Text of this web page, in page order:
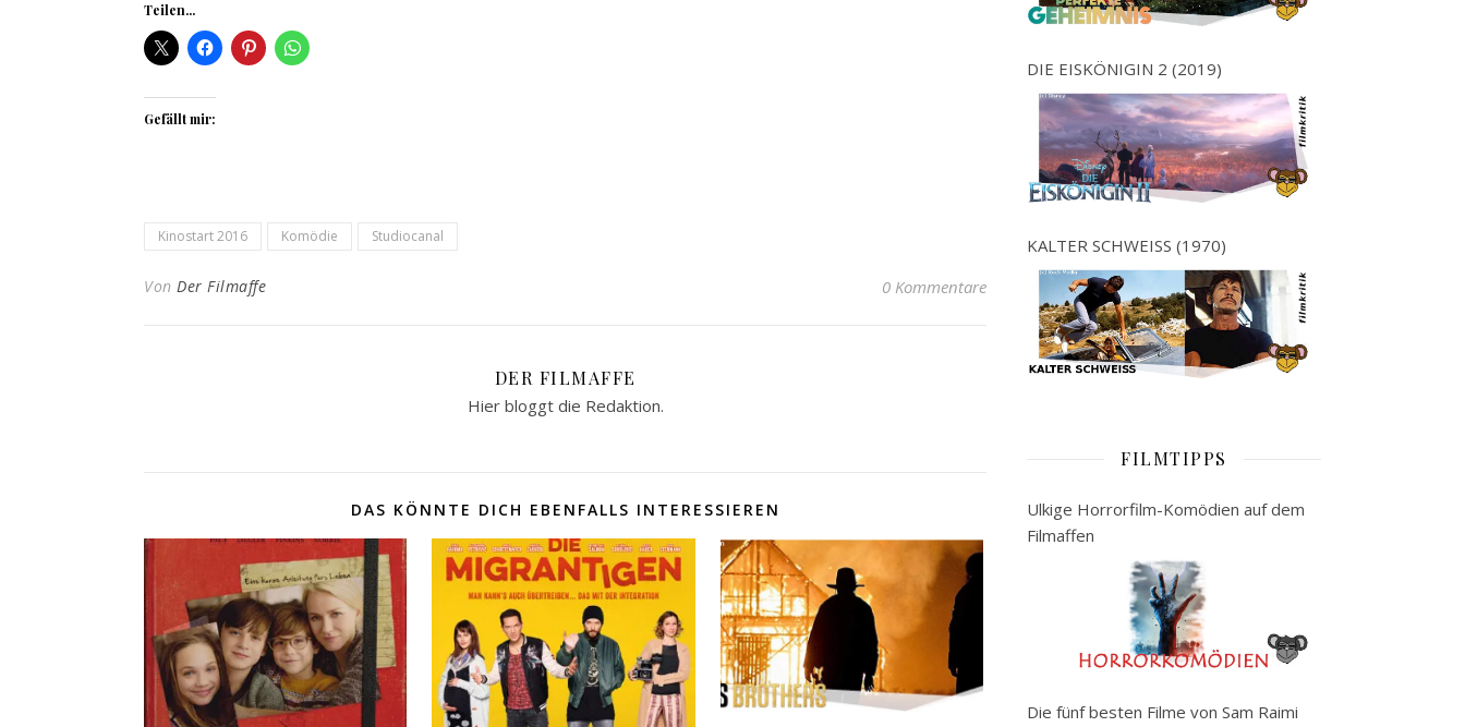
Teilen...
Gefällt mir:
Kinostart 2016 Komödie Studiocanal
Von Der Filmaffe 0 Kommentare
DER FILMAFFE
Hier bloggt die Redaktion.
DAS KÖNNTE DICH EBENFALLS INTERESSIEREN
DIE EISKÖNIGIN 2 (2019)
KALTER SCHWEISS (1970)
FILMTIPPS
Ulkige Horrorfilm-Komödien auf dem
Filmaffen
Die fünf besten Filme von Sam Raimi